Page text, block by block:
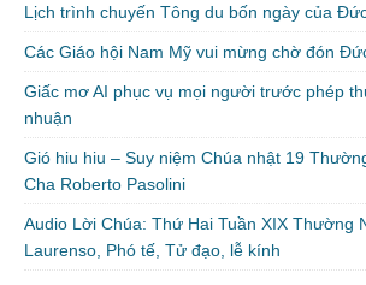
Lịch trình chuyến Tông du bốn ngày của
Các Giáo hội Nam Mỹ vui mừng chờ đón
Giấc mơ AI phục vụ mọi người trước phép
nhuận
Gió hiu hiu – Suy niệm Chúa nhật 19
Cha Roberto Pasolini
Audio Lời Chúa: Thứ Hai Tuần XIX Thường
Laurenso, Phó tế, Tử đạo, lễ kính